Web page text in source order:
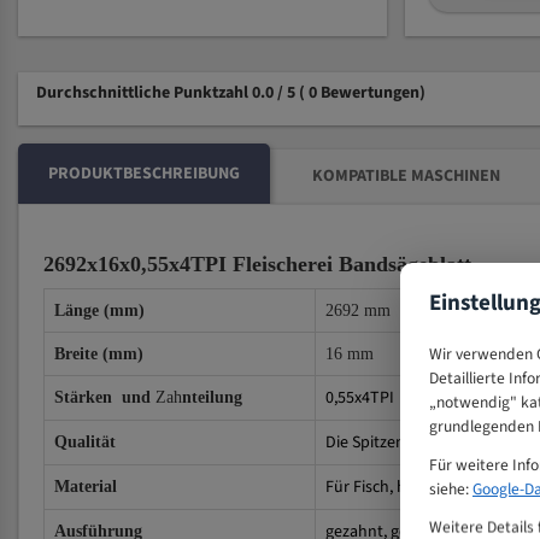
Durchschnittliche Punktzahl 0.0 / 5 ( 0 Bewertungen)
PRODUKTBESCHREIBUNG KOMPATIBLE MASCHINEN
2692x16x0,55x4TPI Fleischerei Bandsägeblatt
Länge (mm) 2692 mm
Breite (mm) 16 mm
Stärken und Zahnteilung 0,55x4TPI
Qualität Die Spitzen der Zähne sind
Material Für Fisch, heiße oder
Ausführung gezahnt, geschränkt,
Wir verwenden
Detaillierte
„notwendig"
grundlegenden
Für weitere
siehe:Google-
Weitere Details